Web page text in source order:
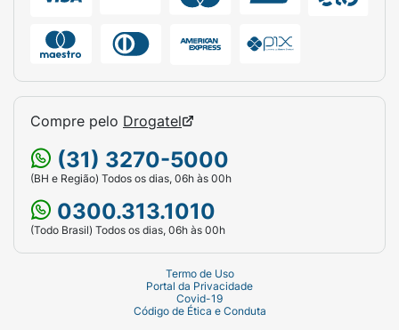
Compre pelo Drogatel
(31) 3270-5000
(BH e Região) Todos os dias, 06h às 00h
0300.313.1010
(Todo Brasil) Todos os dias, 06h às 00h
Termo de Uso
Portal da Privacidade
Covid-19
Código de Ética e Conduta